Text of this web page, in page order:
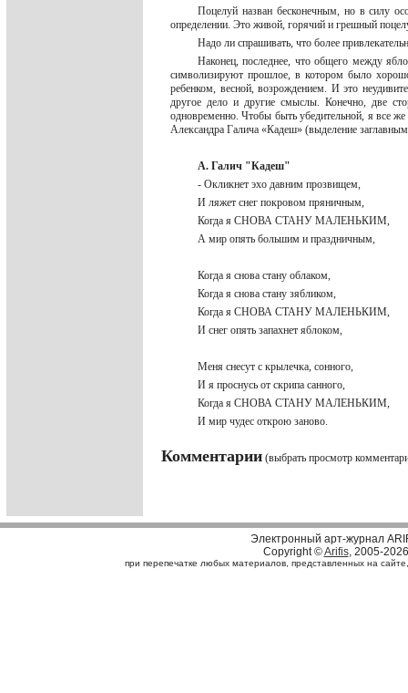
Поцелуй назван бесконечным, но в силу
определении. Это живой, горячий и грешный
Надо ли спрашивать, что более
Наконец, последнее, что общего между
символизируют прошлое, в котором было
ребенком, весной, возрождением. И это
другое дело и другие смыслы. Конечно, две
одновременно. Чтобы быть убедительной, я все
Александра Галича «Кадеш» (выделение
А. Галич "Кадеш"
- Окликнет эхо давним прозвищем,
И ляжет снег покровом пряничным,
Когда я СНОВА СТАНУ МАЛЕНЬКИМ,
А мир опять большим и праздничным,
Когда я снова стану облаком,
Когда я снова стану зябликом,
Когда я СНОВА СТАНУ МАЛЕНЬКИМ,
И снег опять запахнет яблоком,
Меня снесут с крылечка, сонного,
И я проснусь от скрипа санного,
Когда я СНОВА СТАНУ МАЛЕНЬКИМ,
И мир чудес открою заново.
Комментарии (выбрать просмотр
Электронный арт-журнал
Copyright ©Arifis, 2005-2026
при перепечатке любых материалов, представленных на